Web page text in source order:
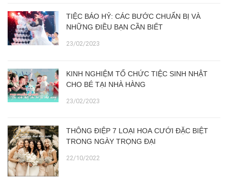
TIỆC BÁO HỶ: CÁC BƯỚC CHUẨN BỊ VÀ
NHỮNG ĐIỀU BẠN CẦN BIẾT
23/02/2023
KINH NGHIỆM TỔ CHỨC TIỆC SINH NHẬT
CHO BÉ TẠI NHÀ HÀNG
23/02/2023
THÔNG ĐIỆP 7 LOẠI HOA CƯỚI ĐẶC BIỆT
TRONG NGÀY TRỌNG ĐẠI
22/10/2022